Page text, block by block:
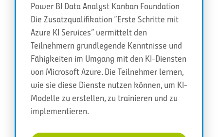
Power BI Data Analyst Kanban Foundation
Die Zusatzqualifikation “Erste Schritte mit
Azure KI Services” vermittelt den
Teilnehmern grundlegende Kenntnisse und
Fähigkeiten im Umgang mit den KI-Diensten
von Microsoft Azure. Die Teilnehmer lernen,
wie sie diese Dienste nutzen können, um KI-
Modelle zu erstellen, zu trainieren und zu
implementieren.